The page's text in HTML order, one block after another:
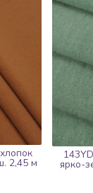
2,45 м ярко-